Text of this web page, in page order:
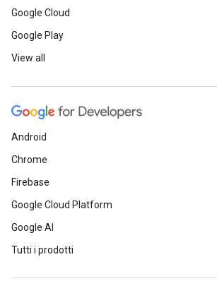
Google Cloud
Google Play
View all
Android
Chrome
Firebase
Google Cloud Platform
Google AI
Tutti i prodotti